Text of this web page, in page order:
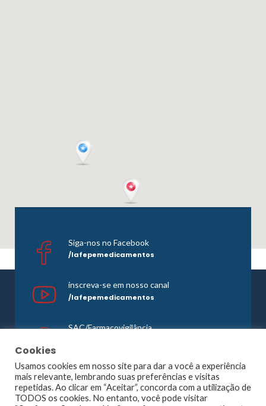
Siga-nos no Facebook
/lafepemedicamentos
inscreva-se em nosso canal
/lafepemedicamentos
SAC/Farmacovigilância
©1965 - 2026 Todos os direitos reservados. Lafepe |
Cookies
Usamos cookies em nosso site para dar a você a experiência
mais relevante, lembrando suas preferências e visitas
repetidas. Ao clicar em “Aceitar”, concorda com a utilização de
TODOS os cookies. No entanto, você pode visitar